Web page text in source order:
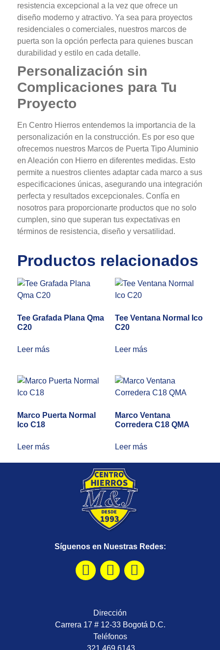
resistencia excepcional a la vez que ofrece un
diseño moderno y atractivo. Ya sea para proyectos
residenciales o comerciales, nuestros marcos de
puerta son la opción perfecta para quienes buscan
durabilidad y estilo en cada detalle.
Personalización sin
Complicaciones para Tu
Proyecto
En Centro Hierros entendemos la importancia de la
personalización en la construcción. Es por eso que
ofrecemos nuestros Marcos de Puerta Tipo Aluminio
en Aleación con Hierro en diferentes medidas. Esto
permite a nuestros clientes adaptar cada marco a sus
especificaciones únicas, asegurando una integración
perfecta y resultados excepcionales. Confía en
nosotros para proporcionarte productos que no solo
cumplen, sino que superan tus expectativas en
términos de resistencia, diseño y versatilidad.
Productos relacionados
Tee Grafada Plana Qma
C20
Leer más
Tee Ventana Normal Ico
C20
Leer más
Marco Puerta Normal
Ico C18
Leer más
Marco Ventana
Corredera C18 QMA
Leer más
Síguenos en Nuestras Redes:
Dirección
Carrera 17 # 12-33 Bogotá D.C.
Teléfonos